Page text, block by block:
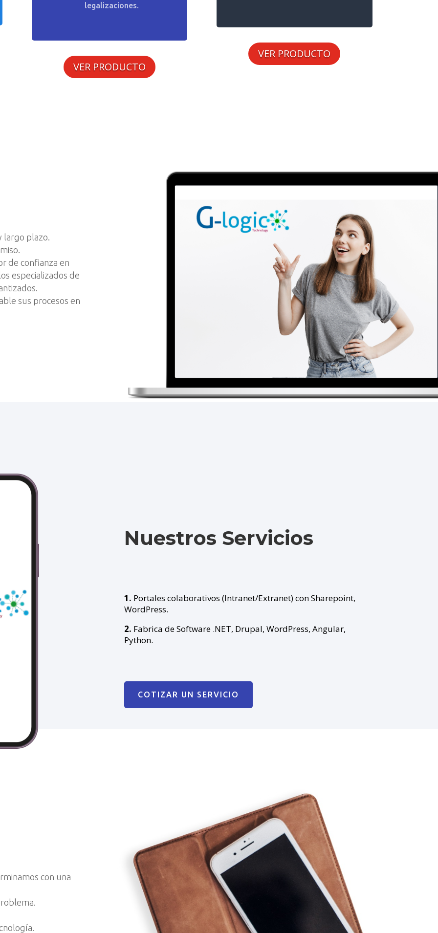
legalizaciones.
VER PRODUCTO
VER PRODUCTO
largo plazo.
de confianza en
especializados de
sus procesos en
Nuestros Servicios
1. Portales colaborativos (Intranet/Extranet) con Sharepoint,
WordPress.
2. Fabrica de Software .NET, Drupal, WordPress, Angular,
Python.
COTIZAR UN SERVICIO
con una